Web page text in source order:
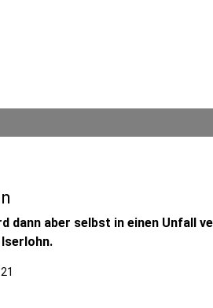
dann aber selbst in einen Unfall